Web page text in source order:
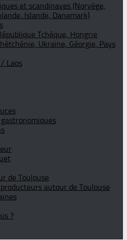
et scandinaves (Norvège,
Islande, Danemark)
Tchèque, Hongrie
Ukraine, Géorgie, Pays
Laos
de Toulouse
autour de Toulouse
?